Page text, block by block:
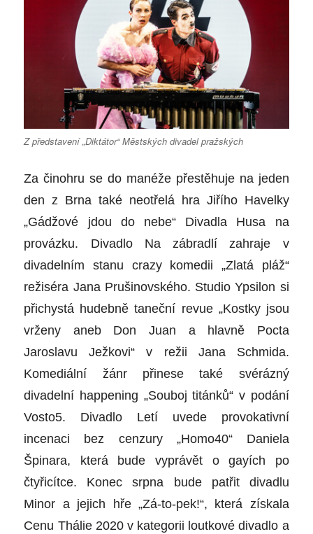
Z představení „Diktátor“ Městských divadel pražských
Za činohru se do manéže přestěhuje na jeden
den z Brna také neotřelá hra Jiřího Havelky
„Gádžové jdou do nebe“ Divadla Husa na
provázku. Divadlo Na zábradlí zahraje v
divadelním stanu crazy komedii „Zlatá pláž“
režiséra Jana Prušinovského. Studio Ypsilon si
přichystá hudebně taneční revue „Kostky jsou
vrženy aneb Don Juan a hlavně Pocta
Jaroslavu Ježkovi“ v režii Jana Schmida.
Komediální žánr přinese také svérázný
divadelní happening „Souboj titánků“ v podání
Vosto5. Divadlo Letí uvede provokativní
incenaci bez cenzury „Homo40“ Daniela
Špinara, která bude vyprávět o gayích po
čtyřicítce. Konec srpna bude patřit divadlu
Minor a jejich hře „Zá-to-pek!“, která získala
Cenu Thálie 2020 v kategorii loutkové divadlo a